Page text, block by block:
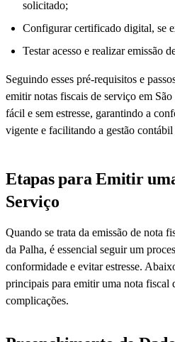
solicitado;
Configurar certificado digital, se
Testar acesso e realizar emissão
Seguindo esses pré-requisitos e
emitir notas fiscais de serviço em
fácil e sem estresse, garantindo a
vigente e facilitando a gestão
Etapas para Emitir
Serviço
Quando se trata da emissão de nota
da Palha, é essencial seguir um
conformidade e evitar estresse.
principais para emitir uma nota fiscal
complicações.